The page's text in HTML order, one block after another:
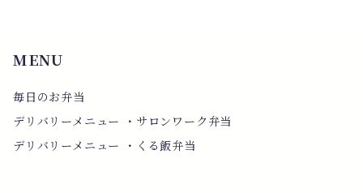
MENU
毎日のお弁当
デリバリーメニュー ・サロンワーク弁当
デリバリーメニュー ・くる飯弁当